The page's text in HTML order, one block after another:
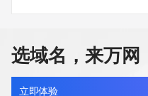
选域名，来万网
立即体验